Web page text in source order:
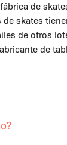
de
skates
de otros
de